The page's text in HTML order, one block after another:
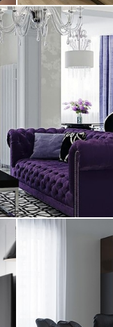
Дизайн
выполнена